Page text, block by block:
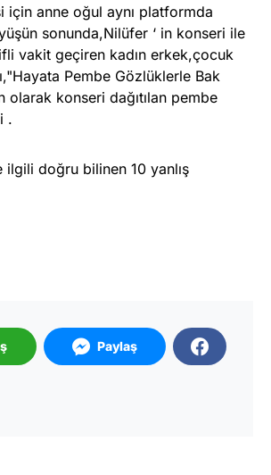
için anne oğul aynı platformda
sonunda,Nilüfer ‘ in konseri ile
vakit geçiren kadın erkek,çocuk
Pembe Gözlüklerle Bak
olarak konseri dağıtılan pembe
.
ilgili doğru bilinen 10 yanlış
Paylaş